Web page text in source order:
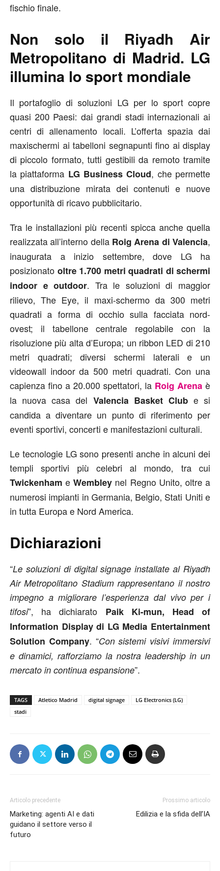
fischio finale.
Non solo il Riyadh Air
Metropolitano di Madrid. LG
illumina lo sport mondiale
Il portafoglio di soluzioni LG per lo sport copre
quasi 200 Paesi: dai grandi stadi internazionali ai
centri di allenamento locali. L’offerta spazia dai
maxischermi ai tabelloni segnapunti fino ai display
di piccolo formato, tutti gestibili da remoto tramite
la piattaforma LG Business Cloud, che permette
una distribuzione mirata dei contenuti e nuove
opportunità di ricavo pubblicitario.
Tra le installazioni più recenti spicca anche quella
realizzata all’interno della Roig Arena di Valencia,
inaugurata a inizio settembre, dove LG ha
posizionato oltre 1.700 metri quadrati di schermi
indoor e outdoor. Tra le soluzioni di maggior
rilievo, The Eye, il maxi-schermo da 300 metri
quadrati a forma di occhio sulla facciata nord-
ovest; il tabellone centrale regolabile con la
risoluzione più alta d’Europa; un ribbon LED di 210
metri quadrati; diversi schermi laterali e un
videowall indoor da 500 metri quadrati. Con una
capienza fino a 20.000 spettatori, la Roig Arena è
la nuova casa del Valencia Basket Clube si
candida a diventare un punto di riferimento per
eventi sportivi, concerti e manifestazioni culturali.
Le tecnologie LG sono presenti anche in alcuni dei
templi sportivi più celebri al mondo, tra cui
Twickenham eWembley nel Regno Unito, oltre a
numerosi impianti in Germania, Belgio, Stati Uniti e
in tutta Europa e Nord America.
Dichiarazioni
“Le soluzioni di digital signage installate al Riyadh
Air Metropolitano Stadium rappresentano il nostro
impegno a migliorare l’esperienza dal vivo per i
tifosi”, ha dichiarato Paik Ki-mun, Head of
Information Display di LG Media Entertainment
Solution Company. “Con sistemi visivi immersivi
e dinamici, rafforziamo la nostra leadership in un
mercato in continua espansione”.
TAGS Atletico Madrid digital signage
LG Electronics (LG)
stadi
Articolo precedente
Marketing: agenti AI e dati
guidano il settore verso il
futuro
Prossimo articolo
Edilizia e la sfida dell’IA